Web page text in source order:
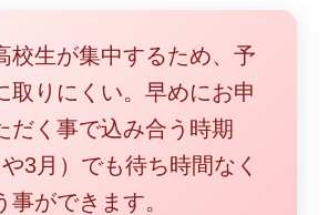
校生が集中するため、予
取りにくい。早めにお申
だく事で込み合う時期
や3月）でも待ち時間なく
事ができます。